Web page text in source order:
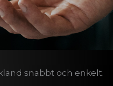
snabbt och enkelt.